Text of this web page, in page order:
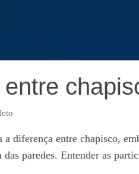
diferença entre chapisco,
paredes. Entender as